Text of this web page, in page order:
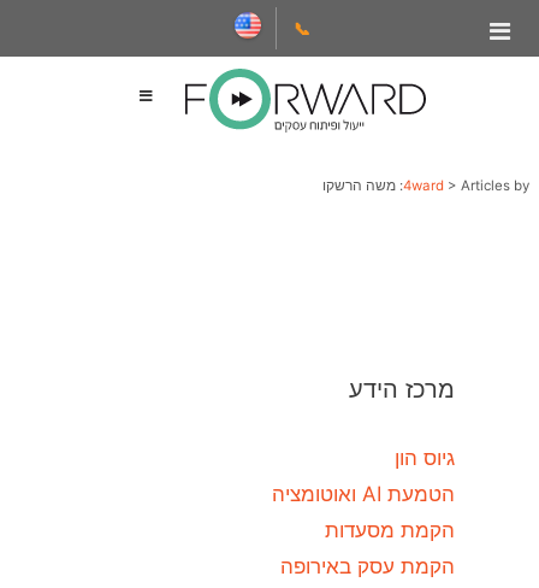
📞
4ward > Articles by: משה הרשקו
מרכז הידע
גיוס הון
הטמעת AI ואוטומציה
הקמת מסעדות
הקמת עסק באירופה